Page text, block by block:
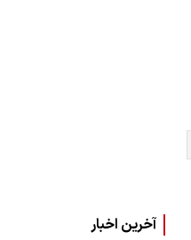
آخرین اخبار